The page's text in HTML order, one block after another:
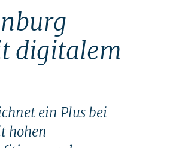
digitalem
ein Plus bei
hohen